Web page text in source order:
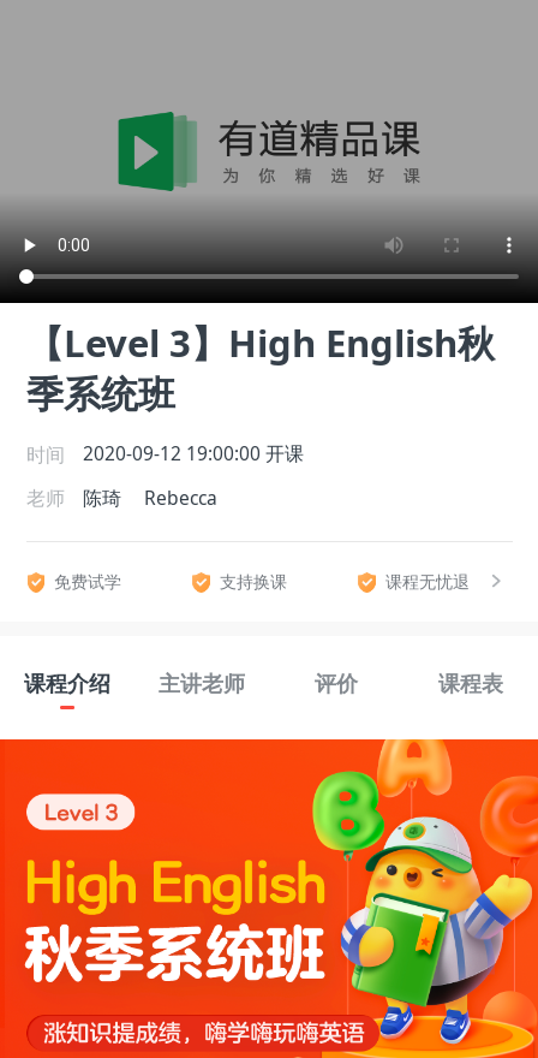
【Level 3】High English秋
季系统班
时间 2020-09-12 19:00:00 开课
老师
陈琦 Rebecca
免费试学 支持换课 课程无忧退
课程介绍 主讲老师 评价 课程表